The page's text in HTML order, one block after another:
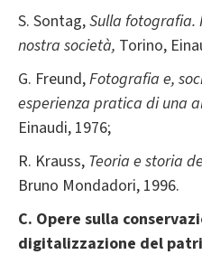
S. Sontag,Sulla fotografia.
nostra società, Torino,
G. Freund,Fotografia e,
esperienza pratica di una
Einaudi, 1976;
R. Krauss, Teoria e storia
Bruno Mondadori, 1996.
C. Opere sulla
digitalizzazione del